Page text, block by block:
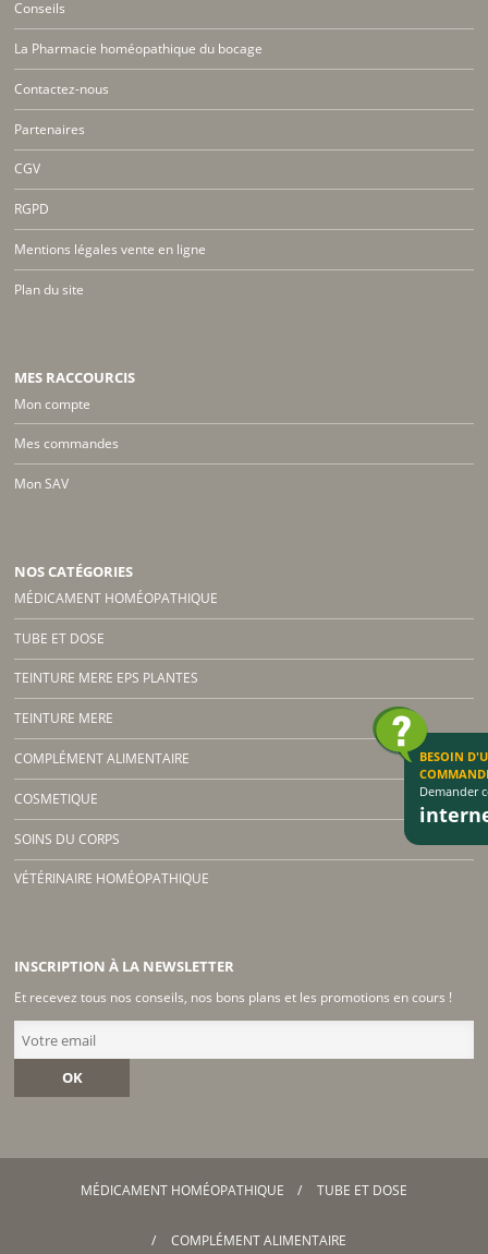
Conseils
La Pharmacie homéopathique du bocage
Contactez-nous
Partenaires
CGV
RGPD
Mentions légales vente en ligne
Plan du site
MES RACCOURCIS
Mon compte
Mes commandes
Mon SAV
NOS CATÉGORIES
MÉDICAMENT HOMÉOPATHIQUE
TUBE ET DOSE
TEINTURE MERE EPS PLANTES
TEINTURE MERE
COMPLÉMENT ALIMENTAIRE
COSMETIQUE
SOINS DU CORPS
VÉTÉRINAIRE HOMÉOPATHIQUE
INSCRIPTION À LA NEWSLETTER
Et recevez tous nos conseils, nos bons plans et les promotions en cours !
OK
MÉDICAMENT HOMÉOPATHIQUE TUBE ET DOSE
COMPLÉMENT ALIMENTAIRE
BESOIN
Demander